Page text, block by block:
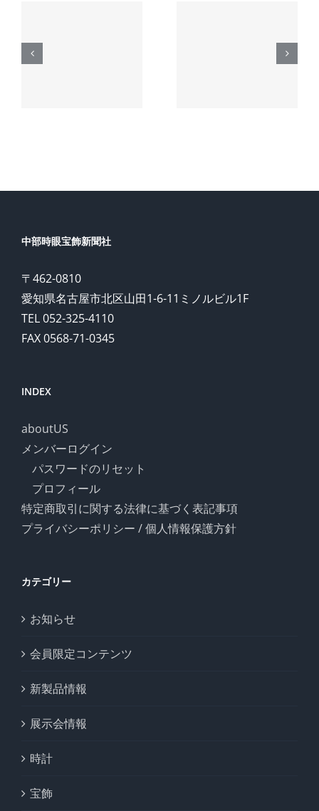
眼宝飾新
中部時眼宝飾新聞社
〒462-0810
愛知県名古屋市北区山田1-6-11ミノルビル1F
TEL 052-325-4110
FAX 0568-71-0345
INDEX
aboutUS
メンバーログイン
パスワードのリセット
プロフィール
特定商取引に関する法律に基づく表記事項
プライバシーポリシー / 個人情報保護方針
カテゴリー
お知らせ
会員限定コンテンツ
新製品情報
展示会情報
時計
宝飾